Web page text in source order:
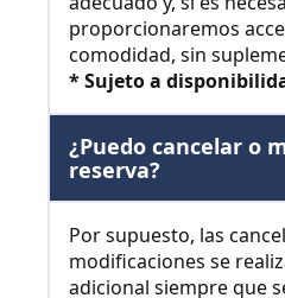
proporcionaremos
comodidad, sin
* Sujeto a
¿Puedo cancelar o
reserva?
Por supuesto, las
modificaciones se
adicional siempre que